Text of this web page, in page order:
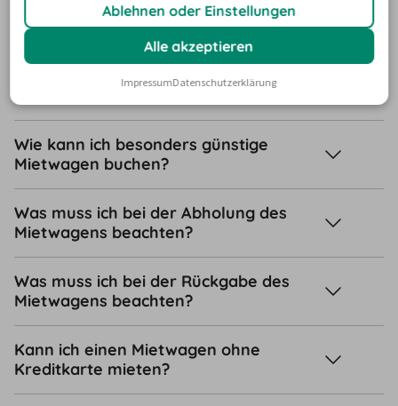
Wo kann ich ein Mietfahrzeug buchen?
Welche Versicherungen benötige ich
Wie kann ich besonders günstige
Mietwagen buchen?
Was muss ich bei der Abholung des
Mietwagens beachten?
Was muss ich bei der Rückgabe des
Mietwagens beachten?
Kann ich einen Mietwagen ohne
Kreditkarte mieten?
Ablehnen oder Einstellungen
Alle akzeptieren
ImpressumDatenschutzerklärung